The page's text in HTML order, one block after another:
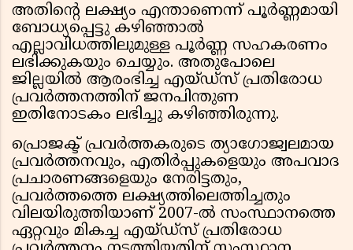
അതിന്റെ ലക്ഷ്യം എന്താണെന്ന് പൂർണ്ണമായി
ബോധ്യപ്പെട്ടു കഴിഞ്ഞാൽ
എല്ലാവിധത്തിലുമുള്ള പൂർണ്ണ സഹകരണം
ലഭിക്കുകയും ചെയ്യും. അതുപോലെ
ജില്ലയിൽ ആരംഭിച്ച എയ്ഡ്‌സ് പ്രതിരോധ
പ്രവർത്തനത്തിന് ജനപിന്തുണ
ഇതിനോടകം ലഭിച്ചു കഴിഞ്ഞിരുന്നു.
പ്രൊജക്ട് പ്രവർത്തകരുടെ ത്യാഗോജ്വലമായ
പ്രവർത്തനവും, എതിർപ്പുകളെയും അപവാദ
പ്രചാരണങ്ങളെയും നേരിട്ടതും,
പ്രവർത്തത്തെ ലക്ഷ്യത്തിലെത്തിച്ചതും
വിലയിരുത്തിയാണ് 2007-ൽ സംസ്ഥാനത്തെ
ഏറ്റവും മികച്ച എയ്ഡ്‌സ് പ്രതിരോധ